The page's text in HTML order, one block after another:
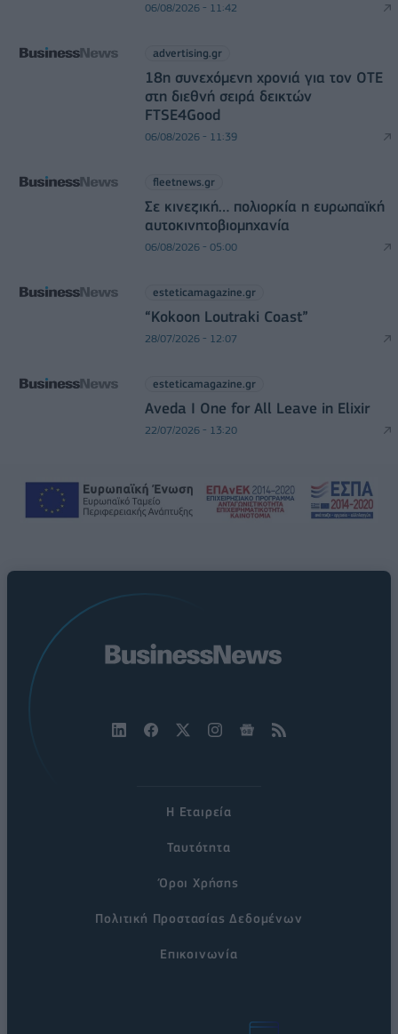
06/08/2026 - 11:42
advertising.gr
18η συνεχόμενη χρονιά για τον ΟΤΕ
στη διεθνή σειρά δεικτών
FTSE4Good
06/08/2026 - 11:39
fleetnews.gr
Σε κινεζική… πολιορκία η ευρωπαϊκή
αυτοκινητοβιομηχανία
06/08/2026 - 05:00
esteticamagazine.gr
“Kokoon Loutraki Coast”
28/07/2026 - 12:07
esteticamagazine.gr
Aveda I One for All Leave in Elixir
22/07/2026 - 13:20
Η Εταιρεία
Ταυτότητα
Όροι Χρήσης
Πολιτική Προστασίας Δεδομένων
Επικοινωνία